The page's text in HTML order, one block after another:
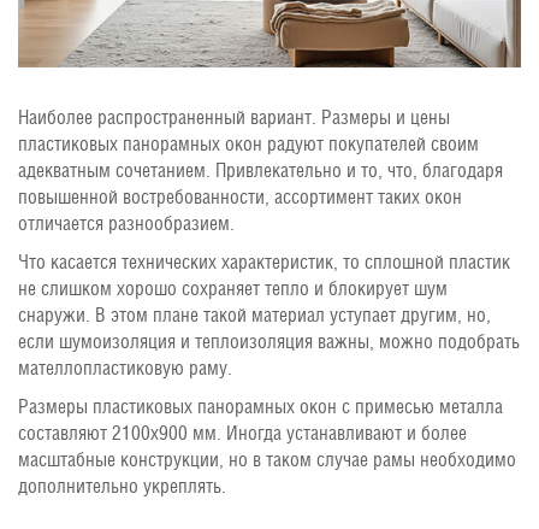
Наиболее распространенный вариант. Размеры и цены
пластиковых панорамных окон радуют покупателей своим
адекватным сочетанием. Привлекательно и то, что, благодаря
повышенной востребованности, ассортимент таких окон
отличается разнообразием.
Что касается технических характеристик, то сплошной пластик
не слишком хорошо сохраняет тепло и блокирует шум
снаружи. В этом плане такой материал уступает другим, но,
если шумоизоляция и теплоизоляция важны, можно подобрать
мателлопластиковую раму.
Размеры пластиковых панорамных окон с примесью металла
составляют 2100х900 мм. Иногда устанавливают и более
масштабные конструкции, но в таком случае рамы необходимо
дополнительно укреплять.